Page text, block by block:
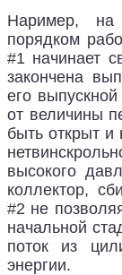
Наример,
порядком
#1 начинает
закончена
его
от величины
быть открыт и
высокого
коллектор,
#2 не
начальной
поток из
энергии.